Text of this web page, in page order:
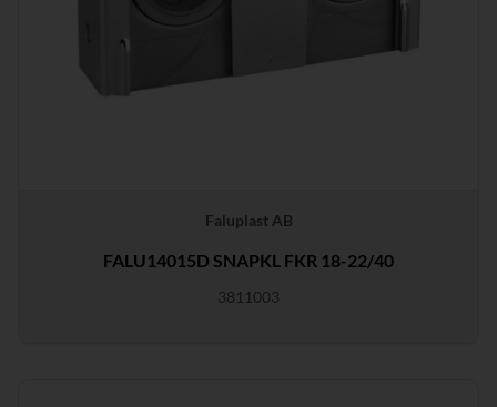
Faluplast AB
FALU14015D SNAPKL FKR 18-22/40
3811003